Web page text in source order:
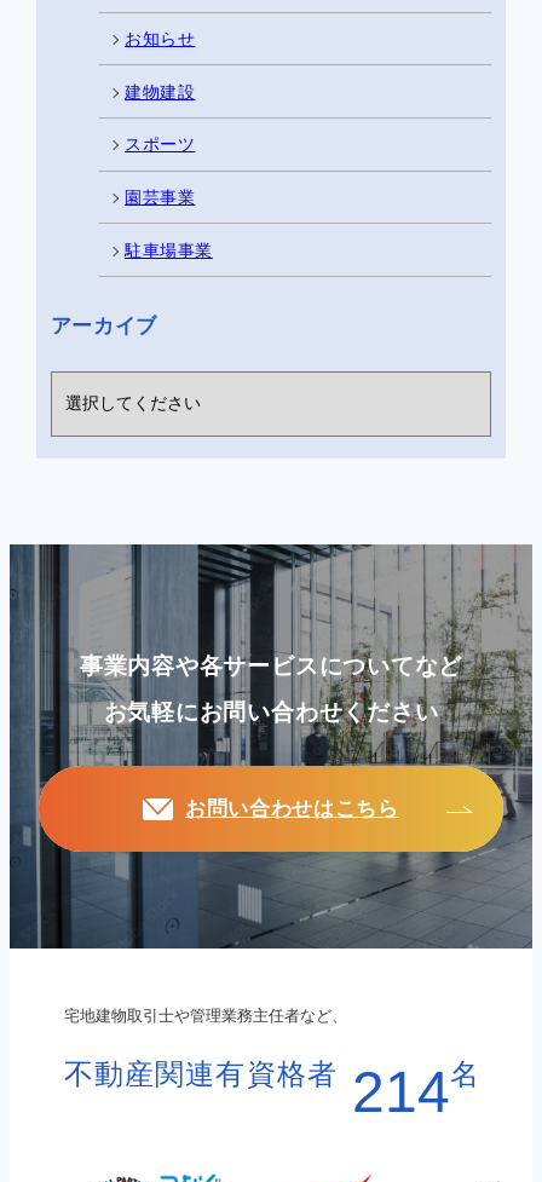
お知らせ
建物建設
スポーツ
園芸事業
駐車場事業
アーカイブ
事業内容や各サービスについてなど
お気軽にお問い合わせください
お問い合わせはこちら
宅地建物取引士や管理業務主任者など、
不動産関連有資格者 214名